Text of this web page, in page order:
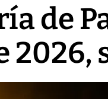
de
2026,